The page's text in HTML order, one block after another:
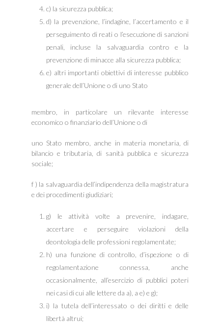
c) la sicurezza pubblica;
d) la prevenzione, l’indagine, l’accertamento e il
perseguimento di reati o l’esecuzione di sanzioni
penali, incluse la salvaguardia contro e la
prevenzione di minacce alla sicurezza pubblica;
e) altri importanti obiettivi di interesse pubblico
generale dell’Unione o di uno Stato
membro, in particolare un rilevante interesse
economico o finanziario dell’Unione o di
uno Stato membro, anche in materia monetaria, di
bilancio e tributaria, di sanità pubblica e sicurezza
sociale;
f ) la salvaguardia dell’indipendenza della magistratura
e dei procedimenti giudiziari;
g) le attività volte a prevenire, indagare,
accertare e perseguire violazioni della
deontologia delle professioni regolamentate;
h) una funzione di controllo, d’ispezione o di
regolamentazione connessa, anche
occasionalmente, all’esercizio di pubblici poteri
nei casi di cui alle lettere da a), a e) e g);
i) la tutela dell’interessato o dei diritti e delle
libertà altrui;